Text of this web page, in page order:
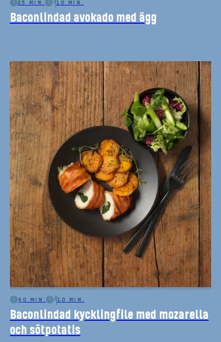
25 MIN. 10 MIN.
Baconlindad avokado med ägg
40 MIN. 10 MIN.
Baconlindad kycklingfile med mozarella
och sötpotatis